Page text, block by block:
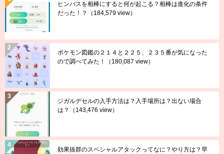
ヒンバスを相棒にすると何が起こる？相棒は進化の条件
だった！？
（184,579 view）
ポケモン図鑑の２１４と２２５、２３５番が気になった
ので調べてみた！
（180,087 view）
ジガルデセルの入手方法は？入手場所は？出ない場合
は？
（143,476 view）
効果抜群のスペシャルアタックってなに？やり方は？早